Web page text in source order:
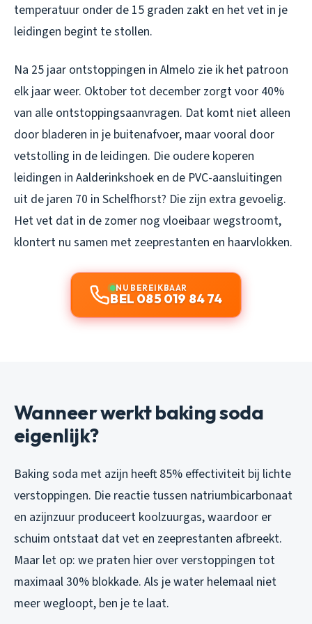
temperatuur onder de 15 graden zakt en het vet in je
leidingen begint te stollen.
Na 25 jaar ontstoppingen in Almelo zie ik het patroon
elk jaar weer. Oktober tot december zorgt voor 40%
van alle ontstoppingsaanvragen. Dat komt niet alleen
door bladeren in je buitenafvoer, maar vooral door
vetstolling in de leidingen. Die oudere koperen
leidingen in Aalderinkshoek en de PVC-aansluitingen
uit de jaren 70 in Schelfhorst? Die zijn extra gevoelig.
Het vet dat in de zomer nog vloeibaar wegstroomt,
klontert nu samen met zeeprestanten en haarvlokken.
NU BEREIKBAAR
BEL 085 019 84 74
Wanneer werkt baking soda
eigenlijk?
Baking soda met azijn heeft 85% effectiviteit bij lichte
verstoppingen. Die reactie tussen natriumbicarbonaat
en azijnzuur produceert koolzuurgas, waardoor er
schuim ontstaat dat vet en zeeprestanten afbreekt.
Maar let op: we praten hier over verstoppingen tot
maximaal 30% blokkade. Als je water helemaal niet
meer wegloopt, ben je te laat.